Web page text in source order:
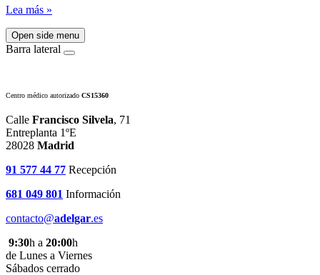
Lea más »
Open side menu
Barra lateral
Centro médico autorizado CS15360
Calle Francisco Silvela, 71
Entreplanta 1ºE
28028 Madrid
91 577 44 77 Recepción
681 049 801 Información
contacto@adelgar.es
9:30h a 20:00h
de Lunes a Viernes
Sábados cerrado